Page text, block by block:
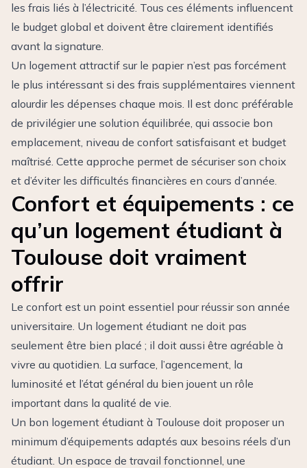
les frais liés à l’électricité. Tous ces éléments influencent
le budget global et doivent être clairement identifiés
avant la signature.
Un logement attractif sur le papier n’est pas forcément
le plus intéressant si des frais supplémentaires viennent
alourdir les dépenses chaque mois. Il est donc préférable
de privilégier une solution équilibrée, qui associe bon
emplacement, niveau de confort satisfaisant et budget
maîtrisé. Cette approche permet de sécuriser son choix
et d’éviter les difficultés financières en cours d’année.
Confort et équipements : ce
qu’un logement étudiant à
Toulouse doit vraiment
offrir
Le confort est un point essentiel pour réussir son année
universitaire. Un logement étudiant ne doit pas
seulement être bien placé ; il doit aussi être agréable à
vivre au quotidien. La surface, l’agencement, la
luminosité et l’état général du bien jouent un rôle
important dans la qualité de vie.
Un bon logement étudiant à Toulouse doit proposer un
minimum d’équipements adaptés aux besoins réels d’un
étudiant. Un espace de travail fonctionnel, une